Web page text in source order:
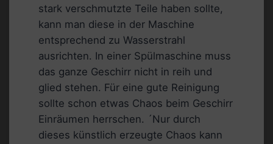
stark verschmutzte Teile haben sollte,
kann man diese in der Maschine
entsprechend zu Wasserstrahl
ausrichten. In einer Spülmaschine muss
das ganze Geschirr nicht in reih und
glied stehen. Für eine gute Reinigung
sollte schon etwas Chaos beim Geschirr
Einräumen herrschen. ´Nur durch
dieses künstlich erzeugte Chaos kann